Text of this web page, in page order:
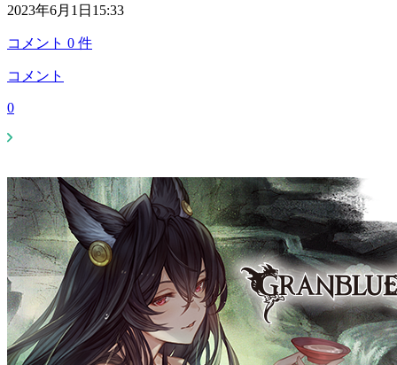
2023年6月1日15:33
コメント 0 件
コメント
0